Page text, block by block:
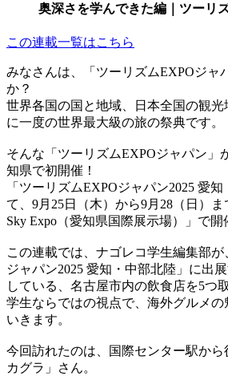
奥深さを学んできた編｜ツーリ
この連載一覧はこちら
みなさんは、「ツーリズムEXPOジャ
か？
世界各国の国と地域、日本全国の観
に一度の世界最大級の旅の祭典です。
そんな「ツーリズムEXPOジャパン」
知県で初開催！
「ツーリズムEXPOジャパン2025 愛
て、9月25日（木）から9月28（日）
Sky Expo（愛知県国際展示場）」で開
この連載では、ナゴレコ学生編集部
ジャパン2025 愛知・中部北陸」に出
している、名古屋市内の飲食店を5つ取
学生ならではの視点で、海外グルメ
いきます。
今回訪れたのは、国際センター駅から
カグラ」さん。